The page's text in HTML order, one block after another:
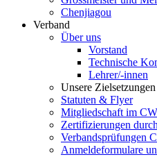
Chenjiagou
Verband
Über uns
Vorstand
Technische
Lehrer/-innen
Unsere Zielsetzungen
Statuten & Flyer
Mitgliedschaft im
Zertifizierungen
Verbandsprüfungen
Anmeldeformulare